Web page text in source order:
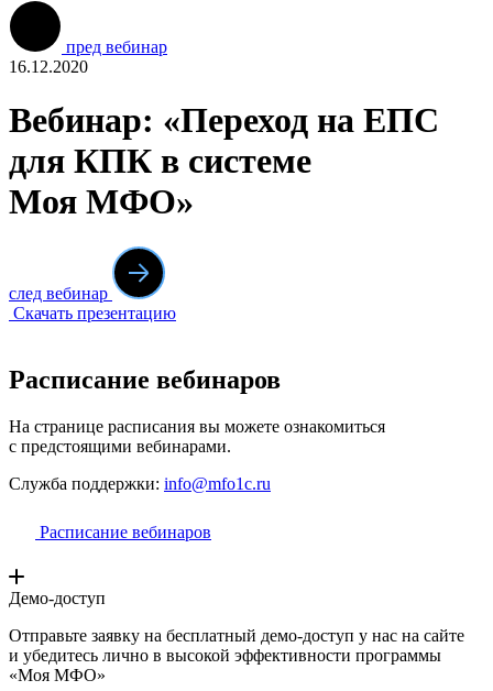
пред вебинар
16.12.2020
Вебинар: «Переход на ЕПС
для КПК в системе
Моя МФО»
след вебинар
Скачать презентацию
Расписание вебинаров
На странице расписания вы можете ознакомиться
с предстоящими вебинарами.
Служба поддержки: info@mfo1c.ru
Расписание вебинаров
Демо-доступ
Отправьте заявку на бесплатный демо-доступ у нас на сайте
и убедитесь лично в высокой эффективности программы
«Моя МФО»